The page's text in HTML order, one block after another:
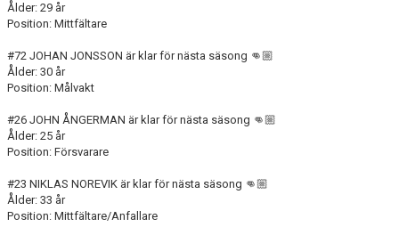
Ålder: 29 år
Position: Mittfältare
#72 JOHAN JONSSON är klar för nästa säsong 👊🏼
Ålder: 30 år
Position: Målvakt
#26 JOHN ÅNGERMAN är klar för nästa säsong 👊🏼
Ålder: 25 år
Position: Försvarare
#23 NIKLAS NOREVIK är klar för nästa säsong 👊🏼
Ålder: 33 år
Position: Mittfältare/Anfallare